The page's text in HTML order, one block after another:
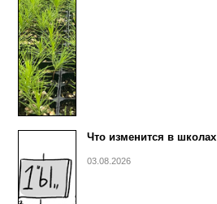
Что изменится в школах
03.08.2026